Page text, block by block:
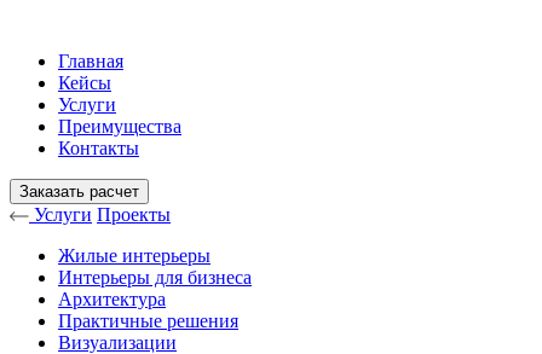
Главная
Кейсы
Услуги
Преимущества
Контакты
Заказать расчет
Услуги Проекты
Жилые интерьеры
Интерьеры для бизнеса
Архитектура
Практичные решения
Визуализации